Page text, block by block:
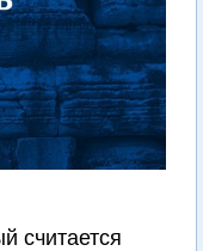
считается